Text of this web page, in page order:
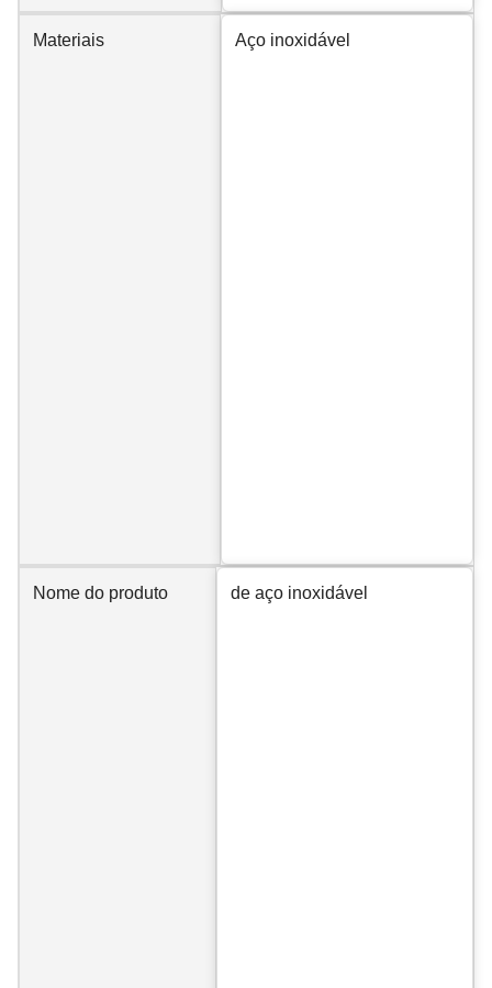
Materiais Aço inoxidável
Nome do produto de aço inoxidável